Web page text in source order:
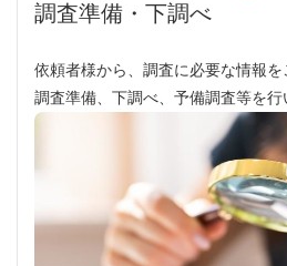
調査準備・下調べ
依頼者様から、調査に必要な情報を
調査準備、下調べ、予備調査等を行